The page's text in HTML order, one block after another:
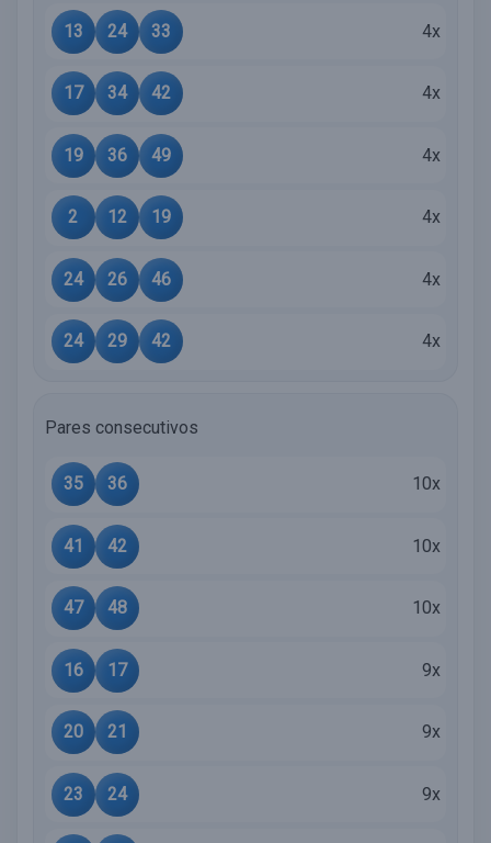
13 24 33 4x
17 34 42 4x
19 36 49 4x
2 12 19 4x
24 26 46 4x
24 29 42 4x
Pares consecutivos
35 36 10x
41 42 10x
47 48 10x
16 17 9x
20 21 9x
23 24 9x